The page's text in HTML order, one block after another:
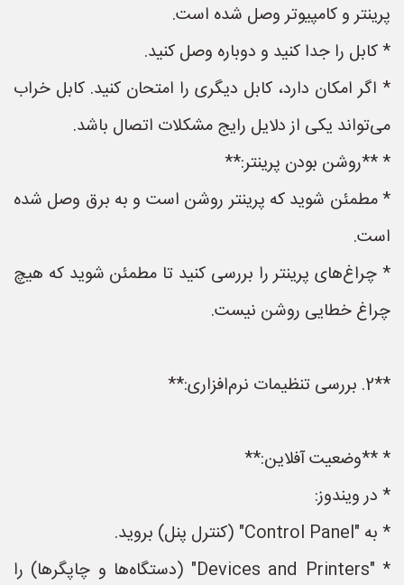
پرینتر و کامپیوتر وصل شده است.
* کابل را جدا کنید و دوباره وصل کنید.
* اگر امکان دارد، کابل دیگری را امتحان کنید. کابل خراب
می‌تواند یکی از دلایل رایج مشکلات اتصال باشد.
* **روشن بودن پرینتر:**
* مطمئن شوید که پرینتر روشن است و به برق وصل شده
است.
* چراغ‌های پرینتر را بررسی کنید تا مطمئن شوید که هیچ
چراغ خطایی روشن نیست.
**2. بررسی تنظیمات نرم‌افزاری:**
* **وضعیت آفلاین:**
* در ویندوز:
* به "Control Panel" (کنترل پنل) بروید.
* "Devices and Printers" (دستگاه‌ها و چاپگرها) را